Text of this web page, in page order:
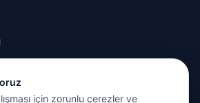
için zorunlu çerezler ve